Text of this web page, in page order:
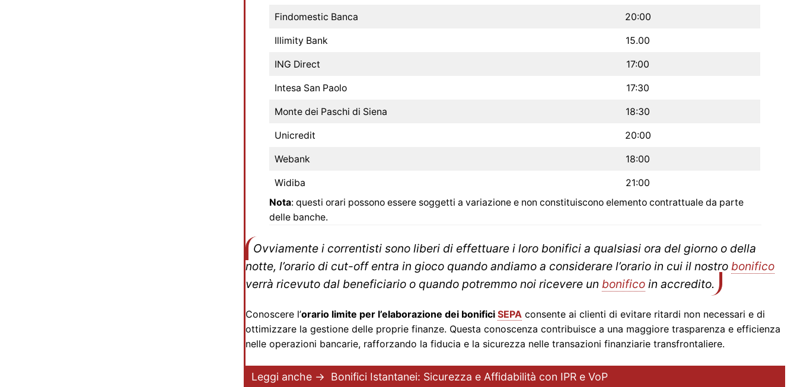
Findomestic Banca 20:00
Illimity Bank 15.00
ING Direct 17:00
Intesa San Paolo 17:30
Monte dei Paschi di Siena 18:30
Unicredit 20:00
Webank 18:00
Widiba
21:00
Nota: questi orari possono essere soggetti a variazione e non constituiscono elemento contrattuale da parte
delle banche.
Ovviamente i correntisti sono liberi di effettuare i loro bonifici a qualsiasi ora del giorno o della
notte, l’orario di cut-off entra in gioco quando andiamo a considerare l’orario in cui il nostro bonifico
verrà ricevuto dal beneficiario o quando potremmo noi ricevere un bonifico in accredito.
Conoscere l’orario limite per l’elaborazione dei bonificiSEPA consente ai clienti di evitare ritardi non necessari e di
ottimizzare la gestione delle proprie finanze. Questa conoscenza contribuisce a una maggiore trasparenza e efficienza
nelle operazioni bancarie, rafforzando la fiducia e la sicurezza nelle transazioni finanziarie transfrontaliere.
Leggi anche → Bonifici Istantanei: Sicurezza e Affidabilità con IPR e VoP